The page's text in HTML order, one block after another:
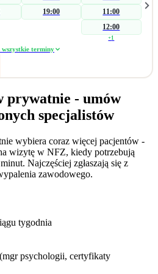
w celu wykluczenia somatycznych
się na czynnikach
seksuologicznego pomagam parom i
wpływających na ich seksualność.
libido (hiperlibidemia, hipolibidemia), •
substancji psychoaktywnych na
trudnymi emocjami, • relacjami
i stresem adaptacyjnym, • obniżonym
• wypalenia zawodowego, • kryzysu
pracy, • stresu związanego ze
dokonanie coming outu w rodzinie, •
pochwicy.
19:00
11:00
12:00
+1
wszystkie terminy
prywatnie - umów
specjalistów
wybiera coraz więcej pacjentów -
wizytę w NFZ, kiedy potrzebują
Najczęściej zgłaszają się z
zawodowego.
tygodnia
psychologii, certyfikaty